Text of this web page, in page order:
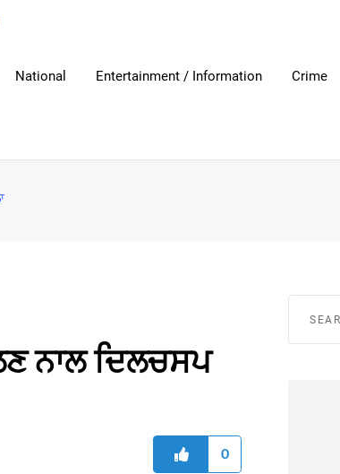
National Entertainment / Information Crime
ਨਾਲ ਦਿਲਚਸਪ
0